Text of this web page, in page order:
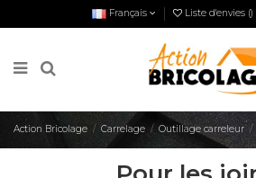
Français Liste d'envies ()
Action Bricolage Carrelage Outillage carreleur